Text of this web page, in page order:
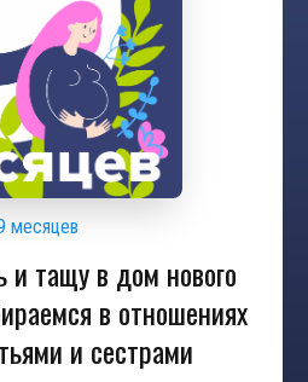
месяцев
тащу в дом нового
в отношениях
и сестрами